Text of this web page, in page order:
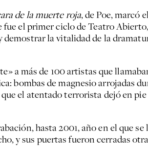
de la muerte roja, de Poe, marcó
fue el primer ciclo de Teatro
la vitalidad de la
a más de 100 artistas que
bombas de magnesio arrojadas
el atentado terrorista dejó en pie
hasta 2001, año en el que
y sus puertas fueron cerradas